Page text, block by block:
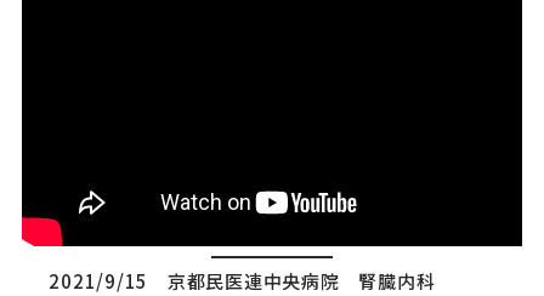
2021/9/15 京都民医連中央病院 腎臓内科